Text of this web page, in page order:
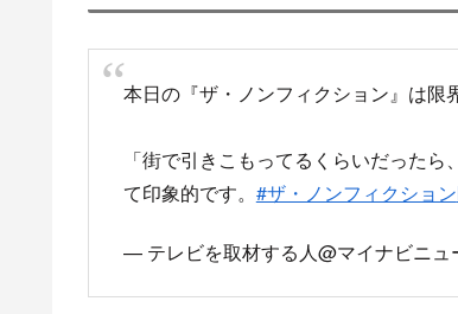
本日の『ザ・ノンフィクション』は限
「街で引きこもってるくらいだった
て印象的です。 #ザ・ノンフィクション
— テレビを取材する人@マイナビニュ